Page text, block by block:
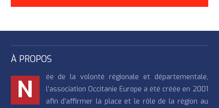
À PROPOS
N
ée de la volonté régionale et départementale,
l’association Occitanie Europe a été créée en 2001
afin d’affirmer la place et le rôle de la région au